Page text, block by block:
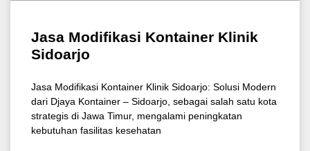
Jasa Modifikasi Kontainer Klinik
Sidoarjo
Jasa Modifikasi Kontainer Klinik Sidoarjo: Solusi Modern
dari Djaya Kontainer – Sidoarjo, sebagai salah satu kota
strategis di Jawa Timur, mengalami peningkatan
kebutuhan fasilitas kesehatan